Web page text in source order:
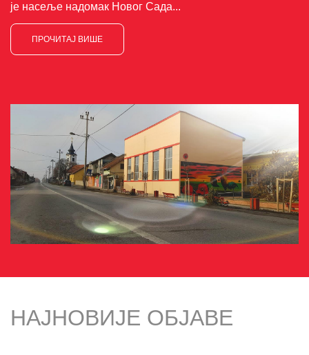
је насеље надомак Новог Сада...
ПРОЧИТАЈ ВИШЕ
НАЈНОВИЈЕ ОБЈАВЕ